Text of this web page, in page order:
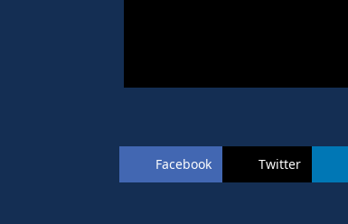
Facebook Twitter